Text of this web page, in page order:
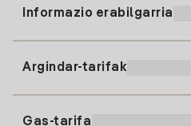
91 919 52 73
Informazio erabilgarria
Argindar-tarifak
Gas-tarifa